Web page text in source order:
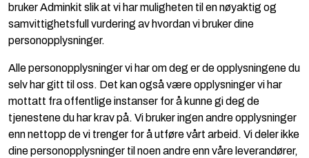
bruker Adminkit slik at vi har muligheten til en nøyaktig og
samvittighetsfull vurdering av hvordan vi bruker dine
personopplysninger.
Alle personopplysninger vi har om deg er de opplysningene du
selv har gitt til oss. Det kan også være opplysninger vi har
mottatt fra offentlige instanser for å kunne gi deg de
tjenestene du har krav på. Vi bruker ingen andre opplysninger
enn nettopp de vi trenger for å utføre vårt arbeid. Vi deler ikke
dine personopplysninger til noen andre enn våre leverandører,
Sikkerhet og overvåkning
Computing
Software og analyse